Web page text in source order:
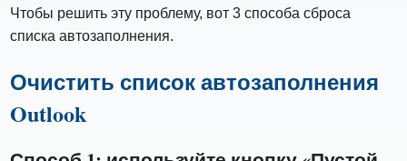
Чтобы решить эту проблему, вот 3 способа сброса
списка автозаполнения.
Очистить список автозаполнения
Outlook